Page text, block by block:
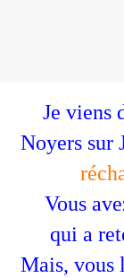
Je viens
Noyers sur
Vous
qui a
Mais, vous